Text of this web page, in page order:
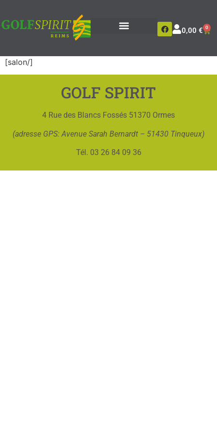
0,00 € 0
[salon/]
GOLF SPIRIT
4 Rue des Blancs Fossés 51370 Ormes
(adresse GPS: Avenue Sarah Bernardt – 51430 Tinqueux)
Tél. 03 26 84 09 36